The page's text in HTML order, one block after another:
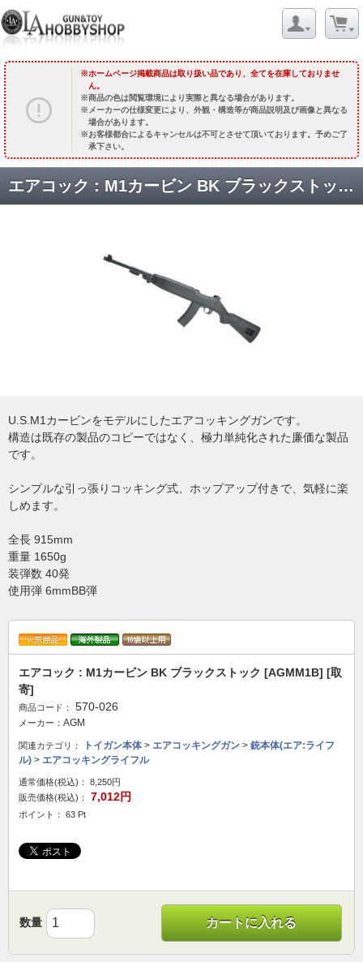
ホームページ掲載商品は取り扱い品であり、全てを在庫しておりませ
ん。
商品の色は閲覧環境により実際と異なる場合があります。
メーカーの仕様変更により、外観・構造等が商品説明及び画像と異なる
場合があります。
お客様都合によるキャンセルは不可とさせて頂いております。予めご了
承下さい。
エアコック : M1カービン BK ブラックストック [AGMM1B] [取寄]
U.S.M1カービンをモデルにしたエアコッキングガンです。
構造は既存の製品のコピーではなく、極力単純化された廉価な製品
です。
シンプルな引っ張りコッキング式、ホップアップ付きで、気軽に楽
しめます。
全長 915mm
重量 1650g
装弾数 40発
使用弾 6mmBB弾
エアコック : M1カービン BK ブラックストック [AGMM1B] [取
寄]
商品コード： 570-026
メーカー： AGM
関連カテゴリ： トイガン本体> エアコッキングガン > 銃本体(エア:ライフ
ル) > エアコッキングライフル
通常価格(税込)：
8,250円
販売価格(税込)：
7,012円
ポイント： 63 Pt
数量 カートに入れる